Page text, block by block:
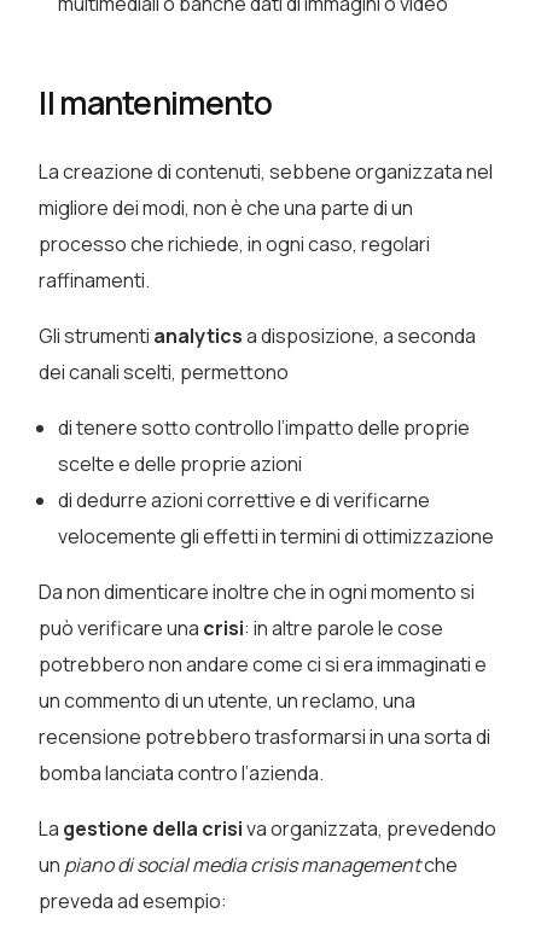
Il mantenimento
La creazione di contenuti, sebbene organizzata nel
migliore dei modi, non è che una parte di un
processo che richiede, in ogni caso, regolari
raffinamenti.
Gli strumenti analyticsa disposizione, a seconda
dei canali scelti, permettono
di tenere sotto controllo l’impatto delle proprie
scelte e delle proprie azioni
di dedurre azioni correttive e di verificarne
velocemente gli effetti in termini di ottimizzazione
Da non dimenticare inoltre che in ogni momento si
può verificare una crisi: in altre parole le cose
potrebbero non andare come ci si era immaginati e
un commento di un utente, un reclamo, una
recensione potrebbero trasformarsi in una sorta di
bomba lanciata contro l’azienda.
La gestione della crisiva organizzata, prevedendo
un piano di social media crisis managementche
preveda ad esempio: